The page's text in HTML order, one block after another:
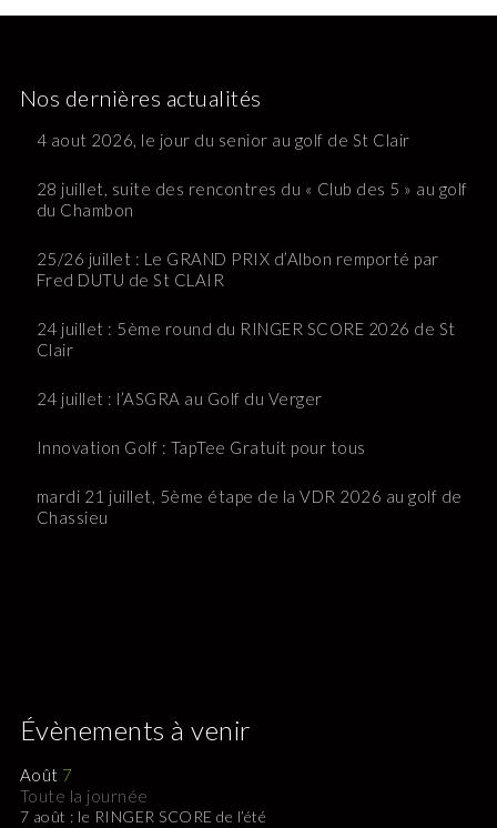
Nos dernières actualités
4 aout 2026, le jour du senior au golf de St Clair
28 juillet, suite des rencontres du « Club des 5 » au golf
du Chambon
25/26 juillet : Le GRAND PRIX d’Albon remporté par
Fred DUTU de St CLAIR
24 juillet : 5ème round du RINGER SCORE 2026 de St
Clair
24 juillet : l’ASGRA au Golf du Verger
Innovation Golf : TapTee Gratuit pour tous
mardi 21 juillet, 5ème étape de la VDR 2026 au golf de
Chassieu
Évènements à venir
Août 7
Toute la journée
7 août : le RINGER SCORE de l’été